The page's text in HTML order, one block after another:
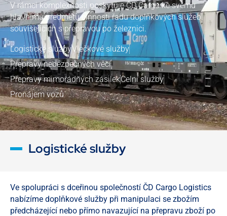
V rámci komplexnosti poskytuje ČD Cargo ke svému
hlavnímu předmětu činnosti řadu doplňkových služeb
souvisejících s přepravou po železnici.
Logistické službyVlečkové služby
Přepravy nebezpečných věcí
Přepravy mimořádných zásilekCelní služby
Pronájem vozů
Logistické služby
Ve spolupráci s dceřinou společností ČD Cargo Logistics
nabízíme doplňkové služby při manipulaci se zbožím
předcházející nebo přímo navazující na přepravu zboží po